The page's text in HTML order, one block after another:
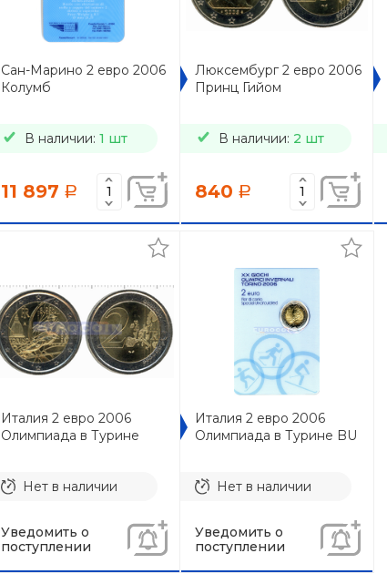
Сан-Марино 2 евро 2006
Колумб
В наличии: 1 шт
11 897 a
Люксембург 2 евро 2006
Принц Гийом
В наличии: 2 шт
840 a
Италия 2 евро 2006
Олимпиада в Турине
Нет в наличии
Уведомить о
поступлении
Италия 2 евро 2006
Олимпиада в Турине BU
Нет в наличии
Уведомить о
поступлении